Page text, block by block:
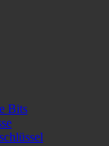
Bits